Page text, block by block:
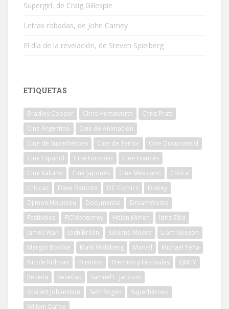
Supergirl, de Craig Gillespie
Letras robadas, de John Carney
El día de la revelación, de Steven Spielberg
ETIQUETAS
Bradley Cooper Chris Hemsworth
Chris Pratt
Cine Argentino
Cine de Animación
Cine de Superhéroes
Cine de Terror
Cine Documental
Cine Español
Cine Europeo
Cine Francés
Cine Italiano
Cine Japonés Cine Mexicano
Crítica
Críticas
Dave Bautista DC Comics
Disney
Djimon Hounsou
Documental
DreamWorks
Festivales
FICMonterrey Helen Mirren
Idris Elba
James Wan
Josh Brolin Julianne Moore
Liam Neeson
Margot Robbie
Mark Wahlberg Marvel
Michael Peña
Nicole Kidman
Premios Premios y Festivales
QMTY
Reseña
Reseñas
Samuel L. Jackson
Scarlett Johansson
Seth Rogen
Superhéroes
Willem Dafoe